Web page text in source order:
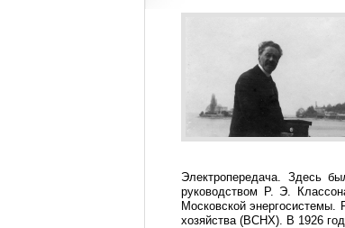
Электропередача. Здесь
руководством Р. Э.
Московской
хозяйства (ВСНХ). В 1926